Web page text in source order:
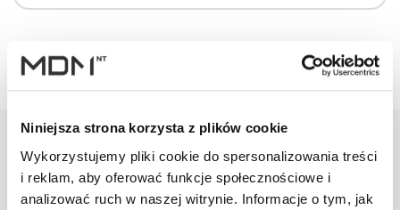
Niniejsza strona korzysta z plików cookie
Wykorzystujemy pliki cookie do spersonalizowania treści
i reklam, aby oferować funkcje społecznościowe i
analizować ruch w naszej witrynie. Informacje o tym, jak
Warianty Opis Specyfikacja